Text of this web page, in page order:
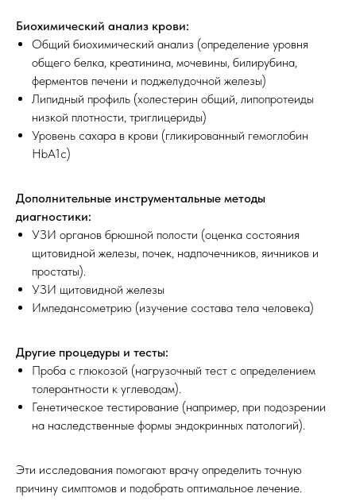
Биохимический анализ крови:
Общий биохимический анализ (определение уровня
общего белка, креатинина, мочевины, билирубина,
ферментов печени и поджелудочной железы)
Липидный профиль (холестерин общий, липопротеиды
низкой плотности, триглицериды)
Уровень сахара в крови (гликированный гемоглобин
HbA1c)
Дополнительные инструментальные методы
диагностики:
УЗИ органов брюшной полости (оценка состояния
щитовидной железы, почек, надпочечников, яичников и
простаты).
УЗИ щитовидной железы
Импедансометрию (изучение состава тела человека)
Другие процедуры и тесты:
Проба с глюкозой (нагрузочный тест с определением
толерантности к углеводам).
Генетическое тестирование (например, при подозрении
на наследственные формы эндокринных патологий).
Эти исследования помогают врачу определить точную
причину симптомов и подобрать оптимальное лечение.